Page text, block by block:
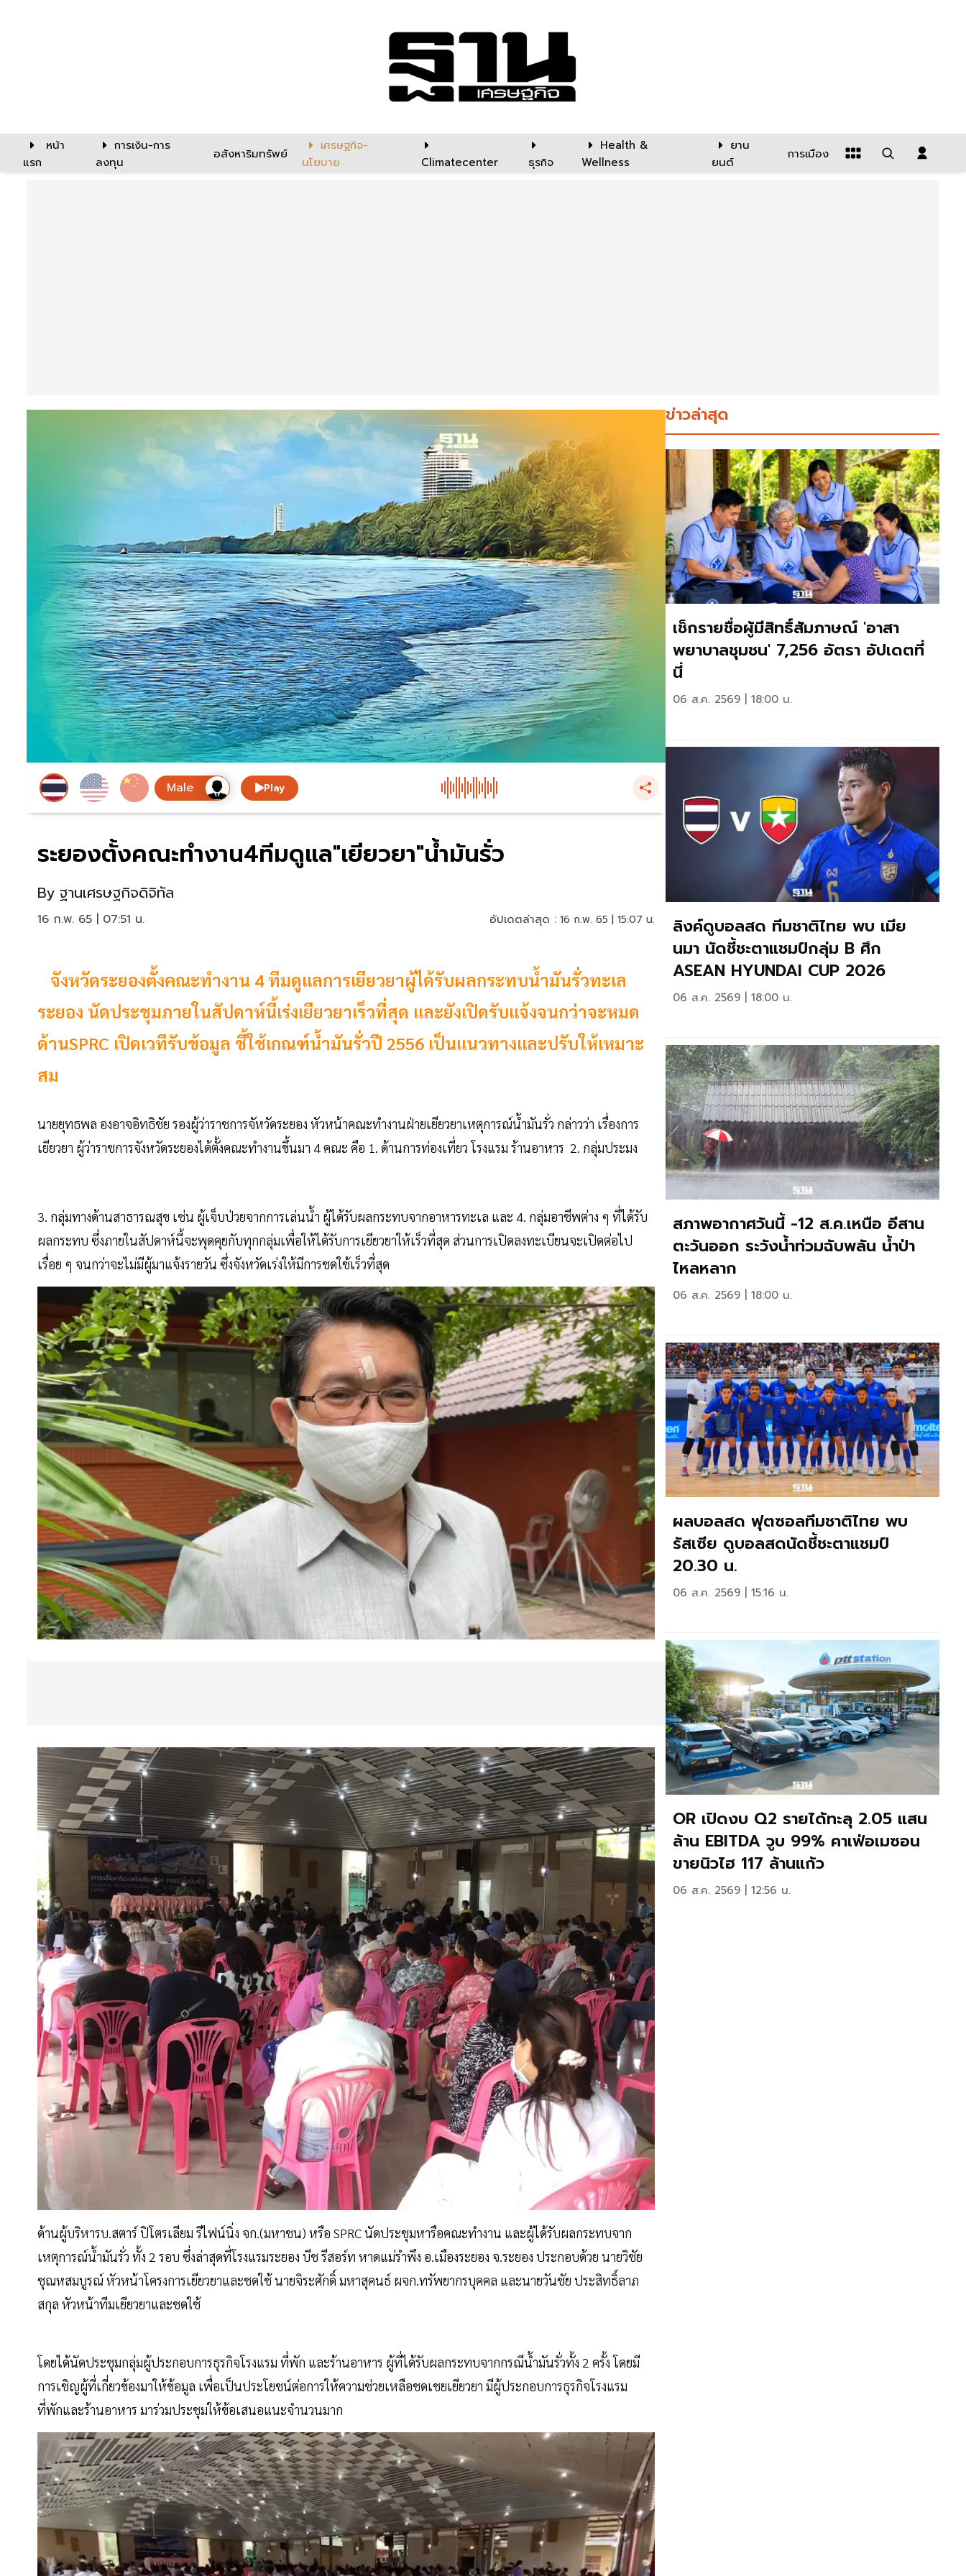
หน้า
แรก
การเงิน-การ
ลงทุน
อสังหาริมทรัพย์
เศรษฐกิจ-
นโยบาย
Climatecenter ธุรกิจ
Health &
Wellness
ยาน
ยนต์
การเมือง
Play
ระยองตั้งคณะทำงาน4ทีมดูแล"เยียวยา"น้ำมันรั่ว
By ฐานเศรษฐกิจดิจิทัล
16 ก.พ. 65 | 07:51 น. อัปเดตล่าสุด : 16 ก.พ. 65 | 15:07 น.
จังหวัดระยองตั้งคณะทำงาน 4 ทีมดูแลการเยียวยาผู้ได้รับผลกระทบน้ำมันรั่วทะเล
ระยอง นัดประชุมภายในสัปดาห์นี้เร่งเยียวยาเร็วที่สุด และยังเปิดรับแจ้งจนกว่าจะหมด
ด้านSPRC เปิดเวทีรับข้อมูล ชี้ใช้เกณฑ์น้ำมันรั่วปี 2556 เป็นแนวทางและปรับให้เหมาะ
สม
นายยุทธพล องอาจอิทธิชัย รองผู้ว่าราชการจัหวัดระยอง หัวหน้าคณะทำงานฝ่ายเยียวยาเหตุการณ์น้ำมันรั่ว กล่าวว่า เรื่องการ
เยียวยา ผู้ว่าราชการจังหวัดระยองได้ตั้งคณะทำงานขึ้นมา 4 คณะ คือ 1. ด้านการท่องเที่ยว โรงแรม ร้านอาหาร 2. กลุ่มประมง
3. กลุ่มทางด้านสาธารณสุข เช่น ผู้เจ็บป่วยจากการเล่นน้ำ ผู้ได้รับผลกระทบจากอาหารทะเล และ 4. กลุ่มอาชีพต่าง ๆ ที่ได้รับ
ผลกระทบ ซึ่งภายในสัปดาห์นี้จะพุดคุยกับทุกกลุ่มเพื่อให้ได้รับการเยียวยาให้เร็วที่สุด ส่วนการเปิดลงทะเบียนจะเปิดต่อไป
เรื่อย ๆ จนกว่าจะไม่มีผู้มาแจ้งรายวัน ซึ่งจังหวัดเร่งให้มีการชดใช้เร็วที่สุด
ด้านผู้บริหารบ.สตาร์ ปิโตรเลียม รีไฟน์นิ่ง จก.(มหาชน) หรือ SPRC นัดประชุมหารือคณะทำงาน และผู้ได้รับผลกระทบจาก
เหตุการณ์น้ำมันรั่ว ทั้ง 2 รอบ ซึ่งล่าสุดที่โรงแรมระยอง บีช รีสอร์ท หาดแม่รำพึง อ.เมืองระยอง จ.ระยอง ประกอบด้วย นายวิชัย
ชุณหสมบูรณ์ หัวหน้าโครงการเยียวยาและชดใช้ นายจิระศักดิ์ มหาสุคนธ์ ผจก.ทรัพยากรบุคคล และนายวันชัย ประสิทธิ์ลาภ
สกุล หัวหน้าทีมเยียวยาและชดใช้
โดยได้นัดประชุมกลุ่มผู้ประกอบการธุรกิจโรงแรม ที่พัก และร้านอาหาร ผู้ที่ได้รับผลกระทบจากกรณีน้ำมันรั่วทั้ง 2 ครั้ง โดยมี
การเชิญผู้ที่เกี่ยวข้องมาให้ข้อมูล เพื่อเป็นประโยชน์ต่อการให้ความช่วยเหลือชดเชยเยียวยา มีผู้ประกอบการธุรกิจโรงแรม
ที่พักและร้านอาหาร มาร่วมประชุมให้ข้อเสนอแนะจำนวนมาก
ข่าวล่าสุด
เช็กรายชื่อผู้มีสิทธิ์สัมภาษณ์ 'อาสา
พยาบาลชุมชน' 7,256 อัตรา อัปเดตที่
นี่
06 ส.ค. 2569 | 18:00 น.
ลิงค์ดูบอลสด ทีมชาติไทย พบ เมีย
นมา นัดชี้ชะตาแชมป์กลุ่ม B ศึก
ASEAN HYUNDAI CUP 2026
06 ส.ค. 2569 | 18:00 น.
สภาพอากาศวันนี้ -12 ส.ค.เหนือ อีสาน
ตะวันออก ระวังน้ำท่วมฉับพลัน น้ำป่า
ไหลหลาก
06 ส.ค. 2569 | 18:00 น.
ผลบอลสด ฟุตซอลทีมชาติไทย พบ
รัสเซีย ดูบอลสดนัดชี้ชะตาแชมป์
20.30 น.
06 ส.ค. 2569 | 15:16 น.
OR เปิดงบ Q2 รายได้ทะลุ 2.05 แสน
ล้าน EBITDA วูบ 99% คาเฟ่อเมซอน
ขายนิวไฮ 117 ล้านแก้ว
06 ส.ค. 2569 | 12:56 น.